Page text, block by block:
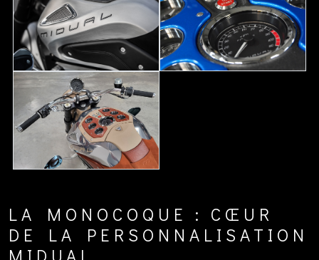
LA MONOCOQUE : CŒUR
DE LA PERSONNALISATION